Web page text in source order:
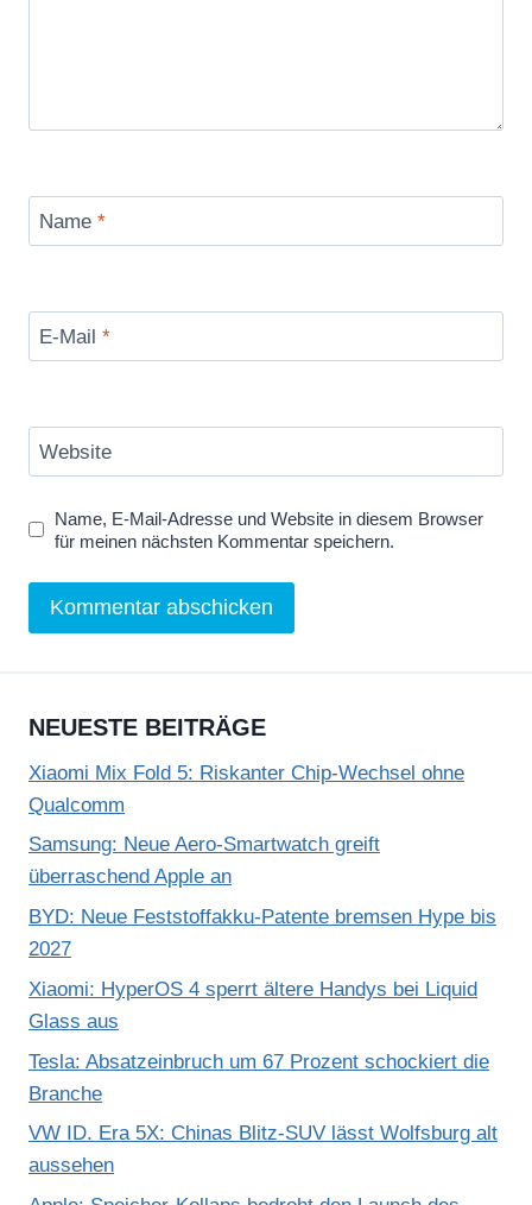
Name *
E-Mail *
Website
Name, E-Mail-Adresse und Website in diesem Browser
für meinen nächsten Kommentar speichern.
NEUESTE BEITRÄGE
Xiaomi Mix Fold 5: Riskanter Chip-Wechsel ohne
Qualcomm
Samsung: Neue Aero-Smartwatch greift
überraschend Apple an
BYD: Neue Feststoffakku-Patente bremsen Hype bis
2027
Xiaomi: HyperOS 4 sperrt ältere Handys bei Liquid
Glass aus
Tesla: Absatzeinbruch um 67 Prozent schockiert die
Branche
VW ID. Era 5X: Chinas Blitz-SUV lässt Wolfsburg alt
aussehen